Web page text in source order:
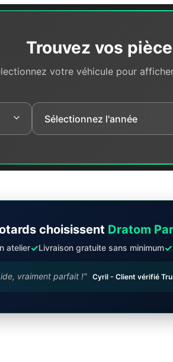
Trouvez vos
votre véhicule pour
choisissent Dratom
atelier✓Livraison gratuite sans minimum✓
vraiment parfait !" Cyril - Client vérifié